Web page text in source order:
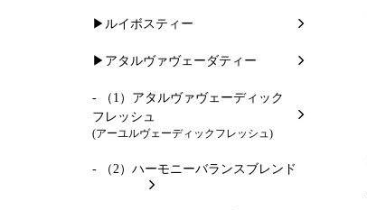
▶ルイボスティー
▶アタルヴァヴェーダティー
- （1）アタルヴァヴェーディック
フレッシュ
(アーユルヴェーディックフレッシュ)
- （2）ハーモニーバランスブレンド